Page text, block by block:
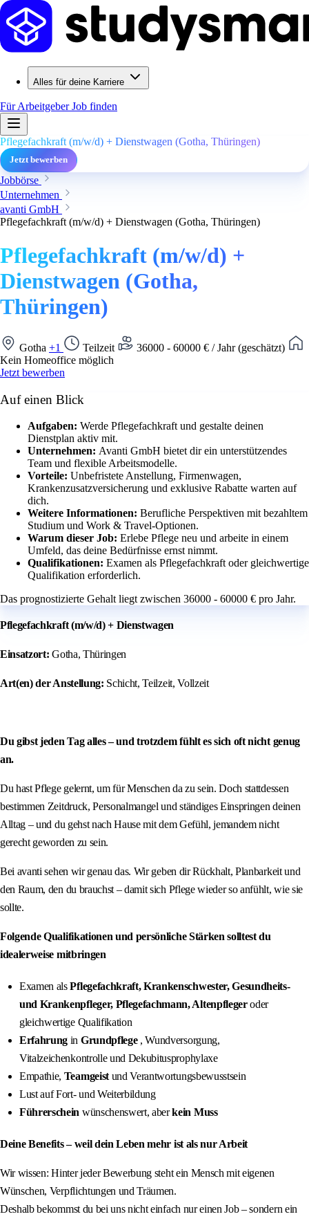
Alles für deine Karriere
Für ArbeitgeberJob finden
Pflegefachkraft (m/w/d) + Dienstwagen (Gotha, Thüringen)
Jetzt bewerben
Jobbörse
Unternehmen
avanti GmbH
Pflegefachkraft (m/w/d) + Dienstwagen (Gotha, Thüringen)
Pflegefachkraft (m/w/d) +
Dienstwagen (Gotha,
Thüringen)
Gotha +1 Teilzeit
36000 - 60000 € / Jahr (geschätzt)
Kein Homeoffice möglich
Jetzt bewerben
Auf einen Blick
Aufgaben: Werde Pflegefachkraft und gestalte deinen
Dienstplan aktiv mit.
Unternehmen: Avanti GmbH bietet dir ein unterstützendes
Team und flexible Arbeitsmodelle.
Vorteile: Unbefristete Anstellung, Firmenwagen,
Krankenzusatzversicherung und exklusive Rabatte warten auf
dich.
Weitere Informationen: Berufliche Perspektiven mit bezahltem
Studium und Work & Travel-Optionen.
Warum dieser Job: Erlebe Pflege neu und arbeite in einem
Umfeld, das deine Bedürfnisse ernst nimmt.
Qualifikationen: Examen als Pflegefachkraft oder gleichwertige
Qualifikation erforderlich.
Das prognostizierte Gehalt liegt zwischen 36000 - 60000 € pro Jahr.
Pflegefachkraft (m/w/d) + Dienstwagen
Einsatzort:Gotha, Thüringen
Art(en) der Anstellung: Schicht, Teilzeit, Vollzeit
Du gibst jeden Tag alles – und trotzdem fühlt es sich oft nicht genug
an.
Du hast Pflege gelernt, um für Menschen da zu sein. Doch stattdessen
bestimmen Zeitdruck, Personalmangel und ständiges Einspringen deinen
Alltag – und du gehst nach Hause mit dem Gefühl, jemandem nicht
gerecht geworden zu sein.
Bei avanti sehen wir genau das. Wir geben dir Rückhalt, Planbarkeit und
den Raum, den du brauchst – damit sich Pflege wieder so anfühlt, wie sie
sollte.
Folgende Qualifikationen und persönliche Stärken solltest du
idealerweise mitbringen
Examen alsPflegefachkraft, Krankenschwester, Gesundheits-
und Krankenpfleger, Pflegefachmann,Altenpflegeroder
gleichwertige Qualifikation
Erfahrung in Grundpflege , Wundversorgung,
Vitalzeichenkontrolle und Dekubitusprophylaxe
Empathie, Teamgeist und Verantwortungsbewusstsein
Lust auf Fort- und Weiterbildung
Führerschein wünschenswert, aberkein Muss
Deine Benefits – weil dein Leben mehr ist als nur Arbeit
Wir wissen: Hinter jeder Bewerbung steht ein Mensch mit eigenen
Wünschen, Verpflichtungen und Träumen.
Deshalb bekommst du bei uns nicht einfach nur einen Job – sondern ein